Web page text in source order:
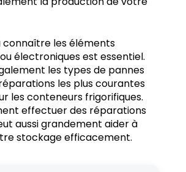
les éléments
électroniques est essentiel.
les types de pannes
les plus courantes
les conteneurs frigorifiques.
effectuer des réparations
aussi grandement aider à
stockage efficacement.